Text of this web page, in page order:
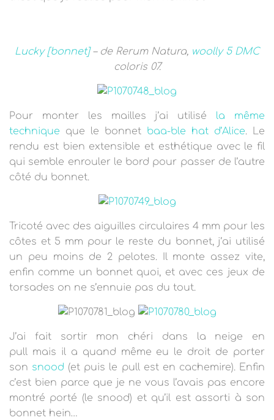
Lucky [bonnet]– de Rerum Natura, woolly 5 DMC
coloris 07.
Pour monter les mailles j’ai utilisé la même
technique que le bonnet baa-ble hat d’Alice. Le
rendu est bien extensible et esthétique avec le fil
qui semble enrouler le bord pour passer de l’autre
côté du bonnet.
Tricoté avec des aiguilles circulaires 4 mm pour les
côtes et 5 mm pour le reste du bonnet, j’ai utilisé
un peu moins de 2 pelotes. Il monte assez vite,
enfin comme un bonnet quoi, et avec ces jeux de
torsades on ne s’ennuie pas du tout.
J’ai fait sortir mon chéri dans la neige en
pull mais il a quand même eu le droit de porter
son snood (et puis le pull est en cachemire). Enfin
c’est bien parce que je ne vous l’avais pas encore
montré porté (le snood) et qu’il est assorti à son
bonnet hein…